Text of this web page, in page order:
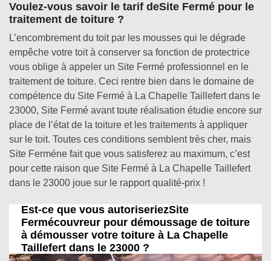
Voulez-vous savoir le tarif deSite Fermé pour le
traitement de toiture ?
L’encombrement du toit par les mousses qui le dégrade
empêche votre toit à conserver sa fonction de protectrice
vous oblige à appeler un Site Fermé professionnel en le
traitement de toiture. Ceci rentre bien dans le domaine de
compétence du Site Fermé à La Chapelle Taillefert dans le
23000, Site Fermé avant toute réalisation étudie encore sur
place de l’état de la toiture et les traitements à appliquer
sur le toit. Toutes ces conditions semblent très cher, mais
Site Ferméne fait que vous satisferez au maximum, c’est
pour cette raison que Site Fermé à La Chapelle Taillefert
dans le 23000 joue sur le rapport qualité-prix !
Est-ce que vous autoriseriezSite
Fermécouvreur pour démoussage de toiture
à démousser votre toiture à La Chapelle
Taillefert dans le 23000 ?